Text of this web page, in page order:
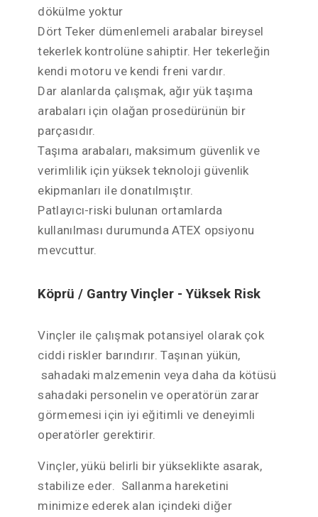
dökülme yoktur
Dört Teker dümenlemeli arabalar bireysel
tekerlek kontrolüne sahiptir. Her tekerleğin
kendi motoru ve kendi freni vardır.
Dar alanlarda çalışmak, ağır yük taşıma
arabaları için olağan prosedürünün bir
parçasıdır.
Taşıma arabaları, maksimum güvenlik ve
verimlilik için yüksek teknoloji güvenlik
ekipmanları ile donatılmıştır.
Patlayıcı-riski bulunan ortamlarda
kullanılması durumunda ATEX opsiyonu
mevcuttur.
Köprü / Gantry Vinçler - Yüksek Risk
Vinçler ile çalışmak potansiyel olarak çok
ciddi riskler barındırır. Taşınan yükün,
sahadaki malzemenin veya daha da kötüsü
sahadaki personelin ve operatörün zarar
görmemesi için iyi eğitimli ve deneyimli
operatörler gerektirir.
Vinçler, yükü belirli bir yükseklikte asarak,
stabilize eder. Sallanma hareketini
minimize ederek alan içindeki diğer